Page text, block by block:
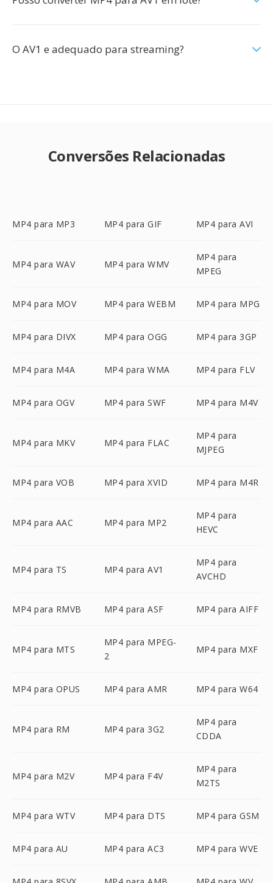
O AV1 e adequado para streaming?
Conversões Relacionadas
MP4 para MP3 MP4 para GIF MP4 para AVI
MP4 para WAV MP4 para WMV
MP4 para
MPEG
MP4 para MOV MP4 para WEBM MP4 para MPG
MP4 para DIVX MP4 para OGG MP4 para 3GP
MP4 para M4A MP4 para WMA MP4 para FLV
MP4 para OGV MP4 para SWF MP4 para M4V
MP4 para MKV MP4 para FLAC
MP4 para
MJPEG
MP4 para VOB MP4 para XVID MP4 para M4R
MP4 para AAC MP4 para MP2
MP4 para
HEVC
MP4 para TS MP4 para AV1
MP4 para
AVCHD
MP4 para RMVB MP4 para ASF MP4 para AIFF
MP4 para MTS
MP4 para MPEG-
2
MP4 para MXF
MP4 para OPUS MP4 para AMR MP4 para W64
MP4 para RM MP4 para 3G2
MP4 para
CDDA
MP4 para M2V MP4 para F4V
MP4 para
M2TS
MP4 para WTV MP4 para DTS MP4 para GSM
MP4 para AU MP4 para AC3 MP4 para WVE